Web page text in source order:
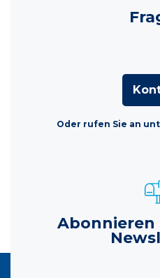
Oder rufen Sie an
Abonnieren